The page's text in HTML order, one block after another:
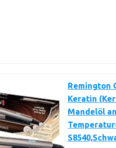
Remington
Keratin
Mandelöl